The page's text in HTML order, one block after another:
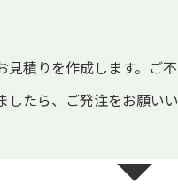
見積りを作成します。ご
たら、ご発注をお願いい